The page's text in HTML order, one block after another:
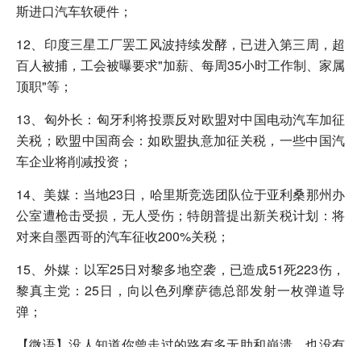
斯进口汽车软硬件；
12、印度三星工厂罢工风波持续发酵，已进入第三周，超
百人被捕，工会被曝要求"加薪、每周35小时工作制、家属
顶职"等；
13、匈外长：匈牙利将投票反对欧盟对中国电动汽车加征
关税；欧盟中国商会：如欧盟执意加征关税，一些中国汽
车企业将削减投资；
14、美媒：当地23日，哈里斯竞选团队位于亚利桑那州办
公室遭枪击受损，无人受伤；特朗普提出新关税计划：将
对来自墨西哥的汽车征收200%关税；
15、外媒：以军25日对黎多地空袭，已造成51死223伤，
黎真主党：25日，向以色列摩萨德总部发射一枚弹道导
弹；